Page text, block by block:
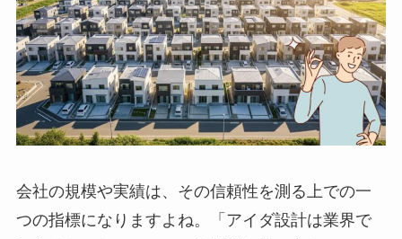
会社の規模や実績は、その信頼性を測る上での一
つの指標になりますよね。「アイダ設計は業界で